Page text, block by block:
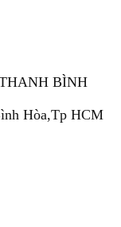
BÌNH
Hòa,Tp HCM